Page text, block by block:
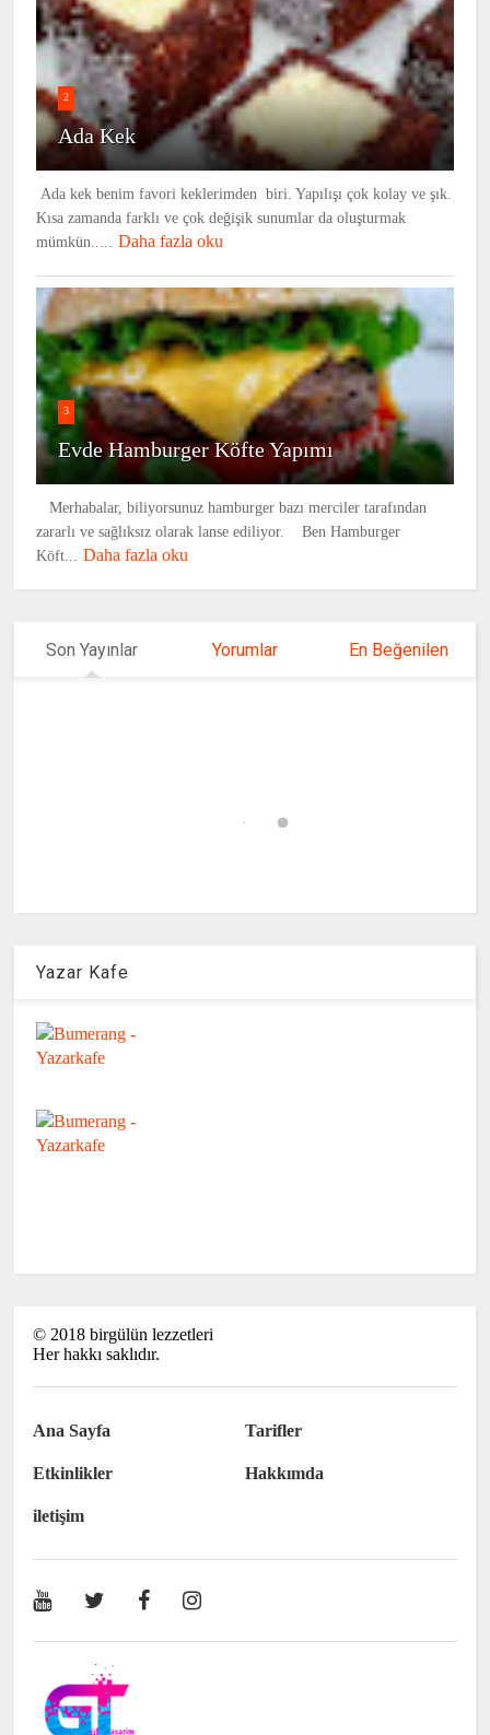
2
Ada Kek
Ada kek benim favori keklerimden biri. Yapılışı çok kolay ve şık.
Kısa zamanda farklı ve çok değişik sunumlar da oluşturmak
mümkün.....
Daha fazla oku
3
Evde Hamburger Köfte Yapımı
Merhabalar, biliyorsunuz hamburger bazı merciler tarafından
zararlı ve sağlıksız olarak lanse ediliyor. Ben Hamburger
Köft...
Daha fazla oku
Son Yayınlar Yorumlar En Beğenilen
Yazar Kafe
© 2018 birgülün lezzetleri
Her hakkı saklıdır.
Ana Sayfa Tarifler
Etkinlikler Hakkımda
iletişim